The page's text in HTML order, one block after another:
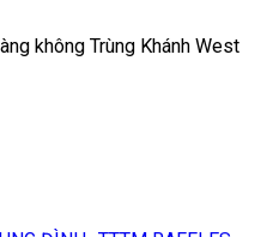
không Trùng Khánh West